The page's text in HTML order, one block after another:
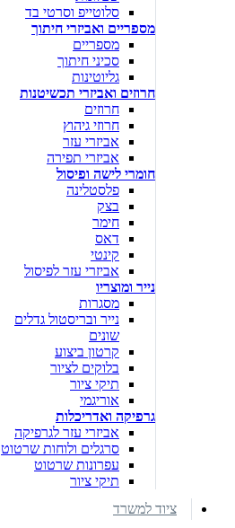
סלוטייפ וסרטי בד
מספריים ואביזרי חיתוך
מספריים
סכיני חיתוך
גליוטינות
חרוזים ואביזרי תכשיטנות
חרוזים
חרוזי גיהוץ
אביזרי עזר
אביזרי תפירה
חומרי לישה ופיסול
פלסטלינה
בצק
חימר
דאס
קינטי
אביזרי עזר לפיסול
נייר ומוצריו
מסגרות
נייר ובריסטול גדלים
שונים
קרטון ביצוע
בלוקים לציור
תיקי ציור
אוריגמי
גרפיקה ואדריכלות
אביזרי עזר לגרפיקה
סרגלים ולוחות שרטוט
עפרונות שרטוט
תיקי ציור
ציוד למשרד